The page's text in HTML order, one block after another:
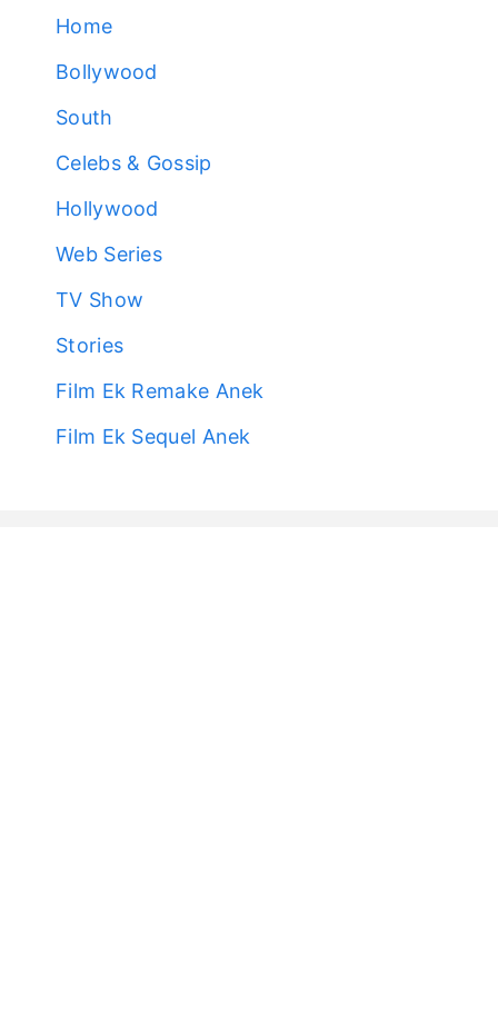
Home
Bollywood
South
Celebs & Gossip
Hollywood
Web Series
TV Show
Stories
Film Ek Remake Anek
Film Ek Sequel Anek